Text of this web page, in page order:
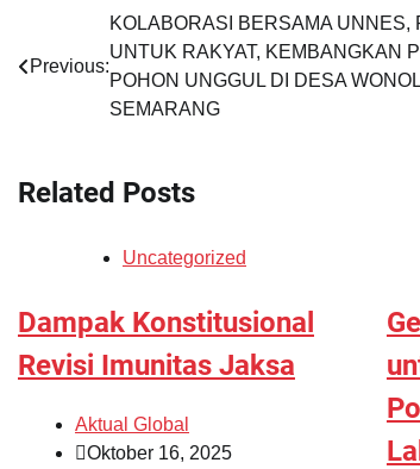
Navigasi
pos
Previous:
KOLABORASI BERSAMA UNNES,
UNTUK RAKYAT, KEMBANGKAN
POHON UNGGUL DI DESA
SEMARANG
Related Posts
Uncategorized
Dampak Konstitusional
Revisi Imunitas Jaksa
Aktual Global
Oktober 16, 2025